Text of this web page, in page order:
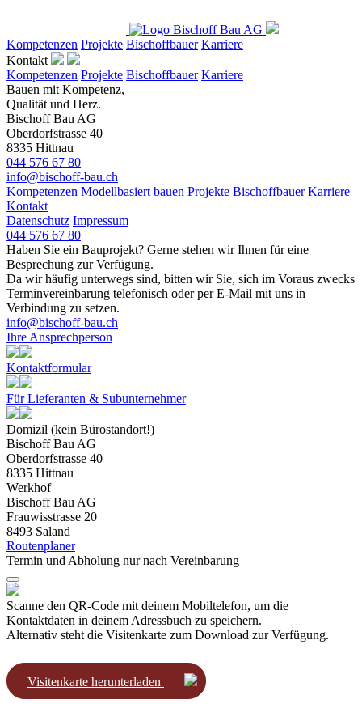
Kompetenzen Projekte Bischoffbauer Karriere
Kontakt
Kompetenzen Projekte Bischoffbauer Karriere
Bauen mit Kompetenz,
Qualität und Herz.
Bischoff Bau AG
Oberdorfstrasse 40
8335 Hittnau
044 576 67 80
info@bischoff-bau.ch
Kompetenzen Modellbasiert bauen Projekte Bischoffbauer Karriere
Kontakt
Datenschutz Impressum
044 576 67 80
Haben Sie ein Bauprojekt? Gerne stehen wir Ihnen für eine
Besprechung zur Verfügung.
Da wir häufig unterwegs sind, bitten wir Sie, sich im Voraus zwecks
Terminvereinbarung telefonisch oder per E‐Mail mit uns in
Verbindung zu setzen.
info@bischoff-bau.ch
Ihre Ansprechperson
Kontaktformular
Für Lieferanten & Subunternehmer
Domizil (kein Bürostandort!)
Bischoff Bau AG
Oberdorfstrasse 40
8335 Hittnau
Werkhof
Bischoff Bau AG
Frauwisstrasse 20
8493 Saland
Routenplaner
Termin und Abholung nur nach Vereinbarung
Scanne den QR-Code mit deinem Mobiltelefon, um die
Kontaktdaten in deinem Adressbuch zu speichern.
Alternativ steht die Visitenkarte zum Download zur Verfügung.
Visitenkarte herunterladen